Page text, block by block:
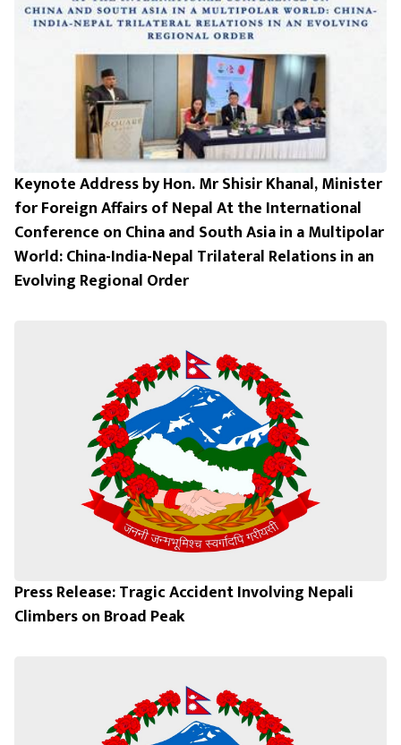
Keynote Address by Hon. Mr Shisir Khanal, Minister
for Foreign Affairs of Nepal At the International
Conference on China and South Asia in a Multipolar
World: China-India-Nepal Trilateral Relations in an
Evolving Regional Order
Press Release: Tragic Accident Involving Nepali
Climbers on Broad Peak